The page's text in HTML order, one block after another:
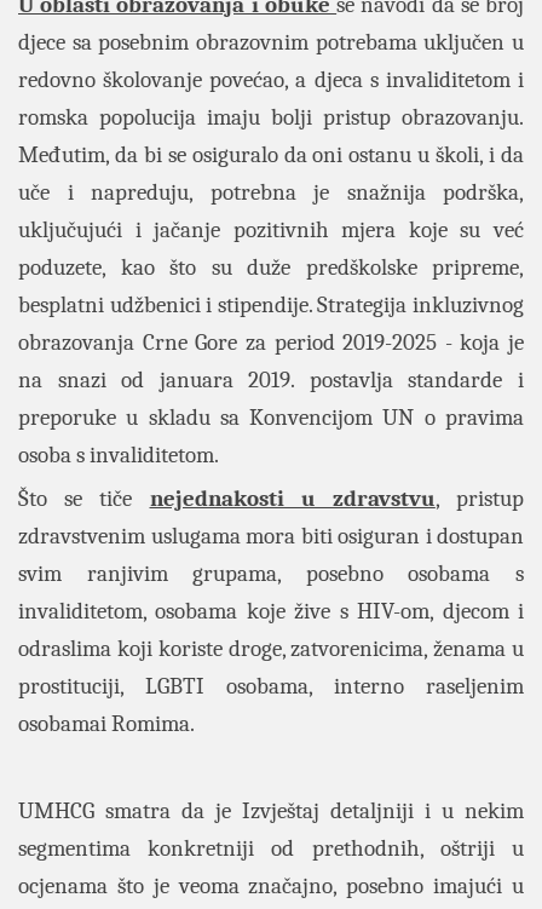
djece sa posebnim obrazovnim potrebama uključen u
redovno školovanje povećao, a djeca s invaliditetom i
romska popolucija imaju bolji pristup obrazovanju.
Međutim, da bi se osiguralo da oni ostanu u školi, i da
uče i napreduju, potrebna je snažnija podrška,
uključujući i jačanje pozitivnih mjera koje su već
poduzete, kao što su duže predškolske pripreme,
besplatni udžbenici i stipendije. Strategija inkluzivnog
obrazovanja Crne Gore za period 2019-2025 - koja je
na snazi od januara 2019. postavlja standarde i
preporuke u skladu sa Konvencijom UN o pravima
osoba s invaliditetom.
Što se tiče nejednakosti u zdravstvu, pristup
zdravstvenim uslugama mora biti osiguran i dostupan
svim ranjivim grupama, posebno osobama s
invaliditetom, osobama koje žive s HIV-om, djecom i
odraslima koji koriste droge, zatvorenicima, ženama u
prostituciji, LGBTI osobama,interno raseljenim
osobamai Romima.
UMHCG smatra da je Izvještaj detaljniji i u nekim
segmentima konkretniji od prethodnih, oštriji u
ocjenama što je veoma značajno, posebno imajući u